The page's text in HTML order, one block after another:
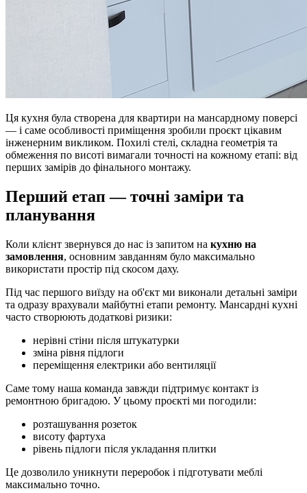
Ця кухня була створена для квартири на мансардному поверсі
— і саме особливості приміщення зробили проєкт цікавим
інженерним викликом. Похилі стелі, складна геометрія та
обмеження по висоті вимагали точності на кожному етапі: від
перших замірів до фінального монтажу.
Перший етап — точні заміри та
планування
Коли клієнт звернувся до нас із запитом на кухню на
замовлення, основним завданням було максимально
використати простір під скосом даху.
Під час першого виїзду на об'єкт ми виконали детальні заміри
та одразу врахували майбутні етапи ремонту. Мансардні кухні
часто створюють додаткові ризики:
нерівні стіни після штукатурки
зміна рівня підлоги
переміщення електрики або вентиляції
Саме тому наша команда завжди підтримує контакт із
ремонтною бригадою. У цьому проєкті ми погодили:
розташування розеток
висоту фартуха
рівень підлоги після укладання плитки
Це дозволило уникнути переробок і підготувати меблі
максимально точно.